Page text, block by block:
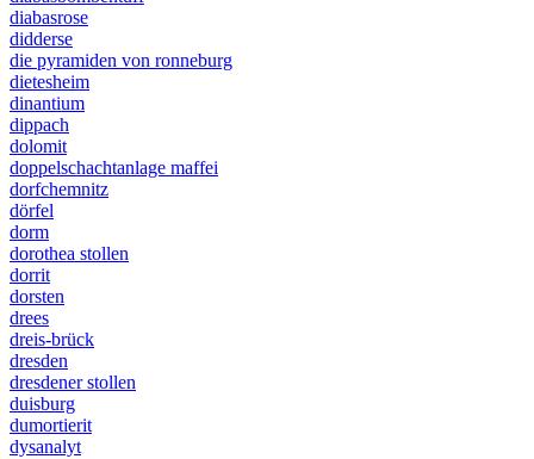
diabasrose
didderse
die pyramiden von ronneburg
dietesheim
dinantium
dippach
dolomit
doppelschachtanlage maffei
dorfchemnitz
dörfel
dorm
dorothea stollen
dorrit
dorsten
drees
dreis-brück
dresden
dresdener stollen
duisburg
dumortierit
dysanalyt